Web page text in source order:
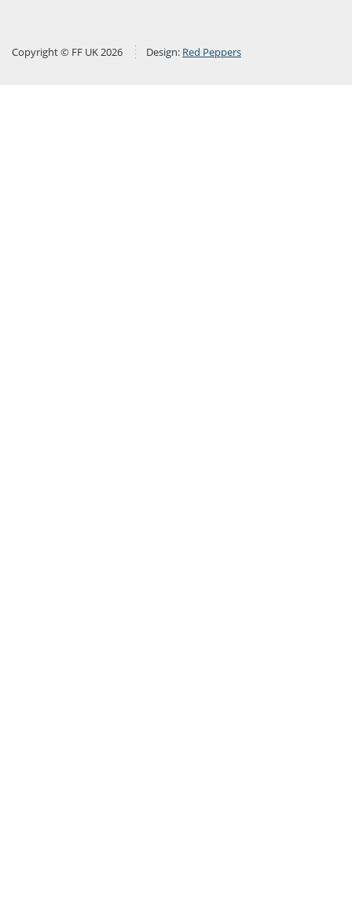
Copyright © FF UK 2026 Design: Red Peppers